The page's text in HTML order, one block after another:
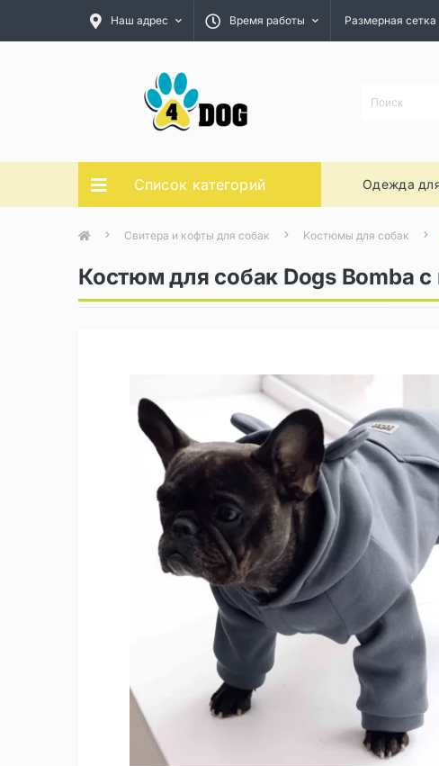
Наш адрес Время работы Размерная сетка
Список категорий Одежда
Свитера и кофты для собак Костюмы для собак
Костюм для собак Dogs Bomba